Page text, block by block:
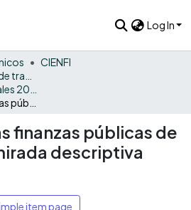
Log In
CIENFI
finanzas públicas de
descriptiva
item page